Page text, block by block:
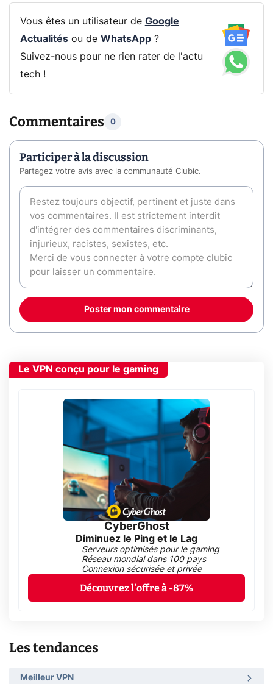
Vous êtes un utilisateur de Google
Actualitésou de WhatsApp?
Suivez-nous pour ne rien rater de l'actu
tech !
Commentaires 0
Participer à la discussion
Partagez votre avis avec la communauté Clubic.
Poster mon commentaire
Le VPN conçu pour le gaming
CyberGhost
Diminuez le Ping et le Lag
Serveurs optimisés pour le gaming
Réseau mondial dans 100 pays
Connexion sécurisée et privée
Découvrez l'offre à -87%
Les tendances
Meilleur VPN